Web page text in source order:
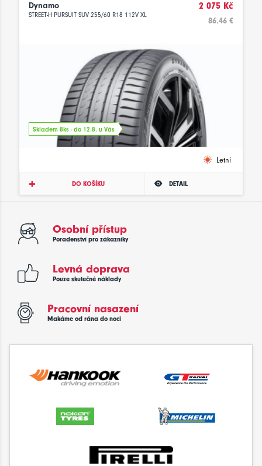
Dynamo
STREET-H PURSUIT SUV 255/60 R18 112V XL
2 075 Kč
86.46 €
Skladem 8ks - do 12.8. u Vás
Letní
DO KOŠÍKU DETAIL
Osobní přístup
Poradenství pro zákazníky
Levná doprava
Pouze skutečné náklady
Pracovní nasazení
Makáme od rána do noci